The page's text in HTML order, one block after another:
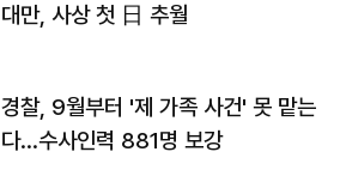
대만, 사상 첫 日 추월
경찰, 9월부터 '제 가족 사건' 못 맡는
다…수사인력 881명 보강